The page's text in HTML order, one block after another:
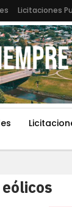
Licitaciones